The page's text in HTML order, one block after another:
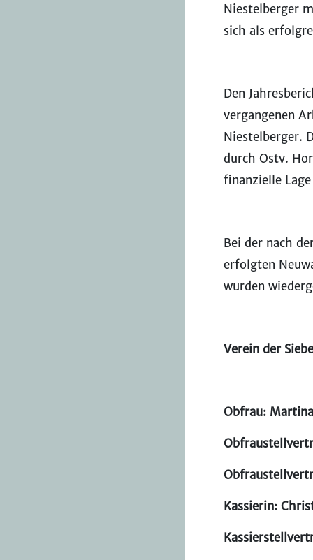
Niestelberger
sich als
Den
vergangenen
Niestelberger.
durch Ostv.
finanzielle
Bei der nach
erfolgten
wurden
Verein der
Obfrau:
Kassierin: